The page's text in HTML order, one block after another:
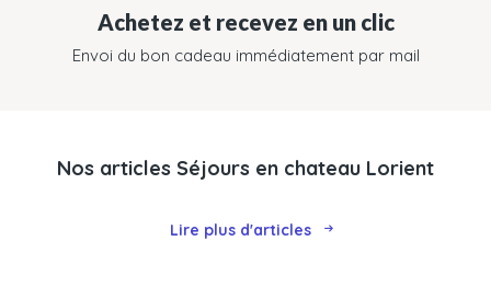
Achetez et recevez en un clic
Envoi du bon cadeau immédiatement par mail
Nos articles Séjours en chateau Lorient
Lire plus d'articles